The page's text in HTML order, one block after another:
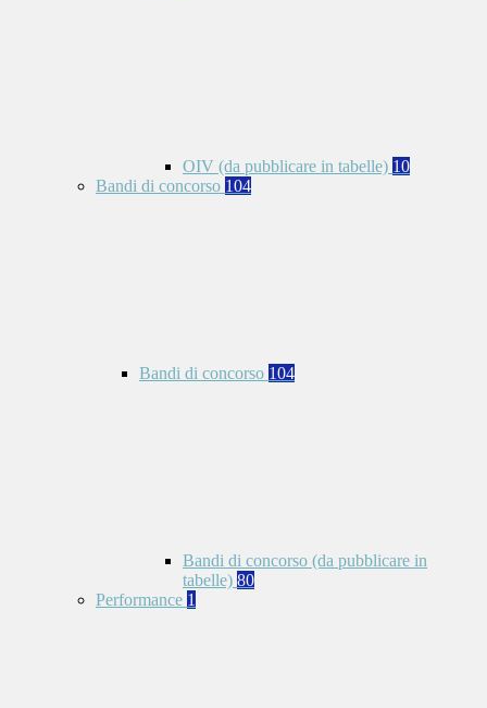
OIV (da pubblicare in tabelle) 10
Bandi di concorso 104
Bandi di concorso 104
Bandi di concorso (da pubblicare in
tabelle) 80
Performance 1